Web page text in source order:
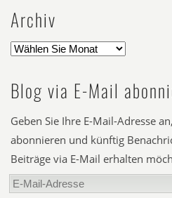
Archiv
Blog via E-Mail
Geben Sie Ihre E-Mail-Adresse
abonnieren und künftig
Beiträge via E-Mail erhalten
E-